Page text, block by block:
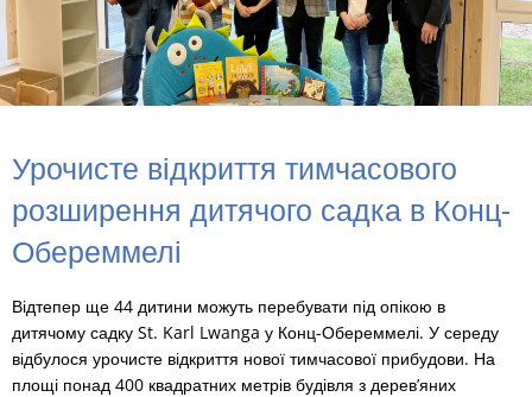
Урочисте відкриття тимчасового
розширення дитячого садка в Конц-
Обереммелі
Відтепер ще 44 дитини можуть перебувати під опікою в
дитячому садку St. Karl Lwanga у Конц-Обереммелі. У середу
відбулося урочисте відкриття нової тимчасової прибудови. На
площі понад 400 квадратних метрів будівля з дерев’яних